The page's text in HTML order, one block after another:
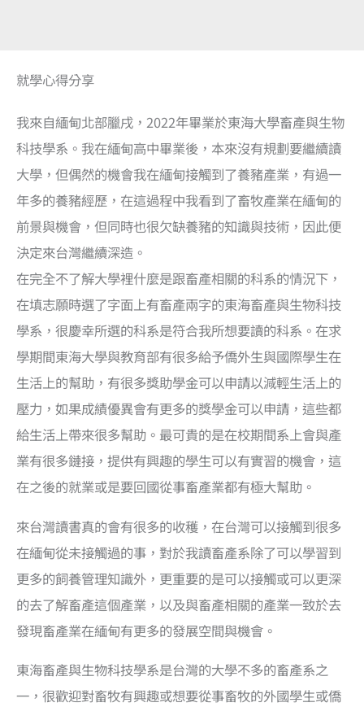
就學心得分享
我來自緬甸北部臘戌，2022年畢業於東海大學畜產與生物
科技學系。我在緬甸高中畢業後，本來沒有規劃要繼續讀
大學，但偶然的機會我在緬甸接觸到了養豬產業，有過一
年多的養豬經歷，在這過程中我看到了畜牧產業在緬甸的
前景與機會，但同時也很欠缺養豬的知識與技術，因此便
決定來台灣繼續深造。
在完全不了解大學裡什麼是跟畜產相關的科系的情況下，
在填志願時選了字面上有畜產兩字的東海畜產與生物科技
學系，很慶幸所選的科系是符合我所想要讀的科系。在求
學期間東海大學與教育部有很多給予僑外生與國際學生在
生活上的幫助，有很多獎助學金可以申請以減輕生活上的
壓力，如果成績優異會有更多的獎學金可以申請，這些都
給生活上帶來很多幫助。最可貴的是在校期間系上會與產
業有很多鏈接，提供有興趣的學生可以有實習的機會，這
在之後的就業或是要回國從事畜產業都有極大幫助。
來台灣讀書真的會有很多的收穫，在台灣可以接觸到很多
在緬甸從未接觸過的事，對於我讀畜產系除了可以學習到
更多的飼養管理知識外，更重要的是可以接觸或可以更深
的去了解畜產這個產業，以及與畜產相關的產業一致於去
發現畜產業在緬甸有更多的發展空間與機會。
東海畜產與生物科技學系是台灣的大學不多的畜產系之
一，很歡迎對畜牧有興趣或想要從事畜牧的外國學生或僑